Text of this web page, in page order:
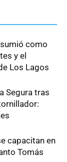
como
y el
Los Lagos
Segura tras
capacitan en
Tomás